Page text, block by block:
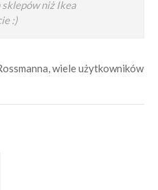
niż Ikea
:)
wiele użytkowników